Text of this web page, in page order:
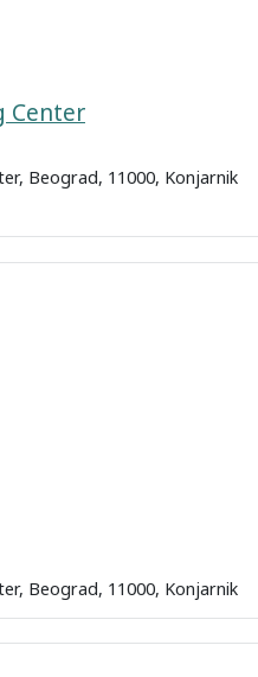
Center
Beograd, 11000, Konjarnik
Beograd, 11000, Konjarnik